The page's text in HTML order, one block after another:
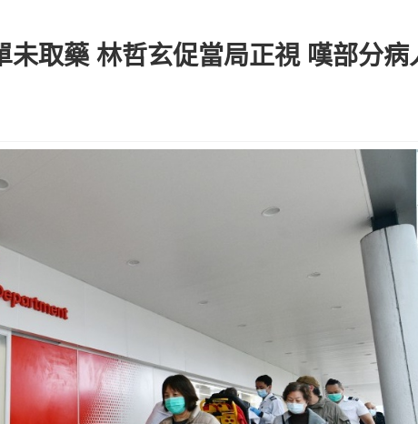
未取藥 林哲玄促當局正視 嘆部分